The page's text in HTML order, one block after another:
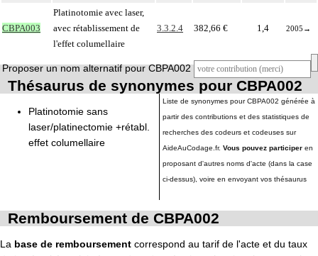
CBPA003
Platinotomie avec laser,
avec rétablissement de
l'effet columellaire
3.3.2.4 382,66 € 1,4 2005 →
Proposer un nom alternatif pour CBPA002
Thésaurus de synonymes pour CBPA002
Platinotomie sans
laser/platinectomie +rétabl.
effet columellaire
Liste de synonymes pour CBPA002 générée à
partir des contributions et des statistiques de
recherches des codeurs et codeuses sur
AideAuCodage.fr. Vous pouvez participer en
proposant d'autres noms d'acte (dans la case
ci-dessus), voire en envoyant vos thésaurus
Remboursement de CBPA002
La base de remboursement correspond au tarif de l'acte et du taux